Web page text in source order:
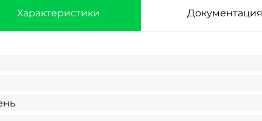
Характеристики Документация